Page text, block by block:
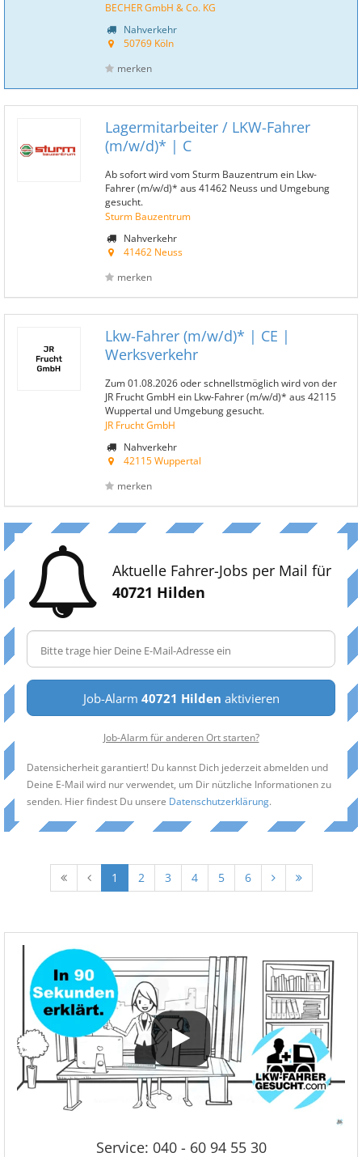
BECHER GmbH & Co. KG
Nahverkehr
50769 Köln
merken
Lagermitarbeiter / LKW-Fahrer
(m/w/d)* | C
Ab sofort wird vom Sturm Bauzentrum ein Lkw-
Fahrer (m/w/d)* aus 41462 Neuss und Umgebung
gesucht.
Sturm Bauzentrum
Nahverkehr
41462 Neuss
merken
Lkw-Fahrer (m/w/d)* | CE |
Werksverkehr
Zum 01.08.2026 oder schnellstmöglich wird von der
JR Frucht GmbH ein Lkw-Fahrer (m/w/d)* aus 42115
Wuppertal und Umgebung gesucht.
JR Frucht GmbH
Nahverkehr
42115 Wuppertal
merken
Aktuelle Fahrer-Jobs per Mail für
40721 Hilden
Job-Alarm 40721 Hilden aktivieren
Job-Alarm für anderen Ort starten?
Datensicherheit garantiert! Du kannst Dich jederzeit abmelden und
Deine E-Mail wird nur verwendet, um Dir nützliche Informationen zu
senden. Hier findest Du unsere Datenschutzerklärung.
1 2 3 4 5 6
Service: 040 - 60 94 55 30